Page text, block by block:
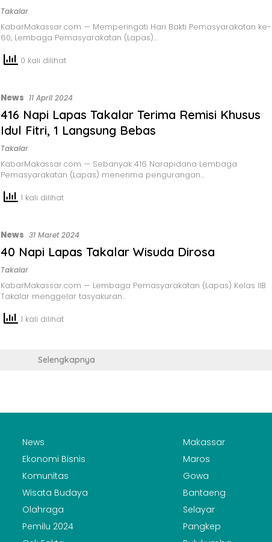
Takalar
KabarMakassar.com — Memperingati Hari Bakti Pemasyarakatan ke-
60, Lembaga Pemasyarakatan (Lapas)…
0 kali dilihat
News 11 April 2024
416 Napi Lapas Takalar Terima Remisi Khusus
Idul Fitri, 1 Langsung Bebas
Takalar
KabarMakassar.com — Sebanyak 416 Narapidana Lembaga
Pemasyarakatan (Lapas) menerima pengurangan…
1 kali dilihat
News 31 Maret 2024
40 Napi Lapas Takalar Wisuda Dirosa
Takalar
KabarMakassar.com — Lembaga Pemasyarakatan (Lapas) Kelas IIB
Takalar menggelar tasyakuran…
1 kali dilihat
Selengkapnya
News
Ekonomi Bisnis
Komunitas
Wisata Budaya
Olahraga
Pemilu 2024
Makassar
Maros
Gowa
Bantaeng
Selayar
Pangkep